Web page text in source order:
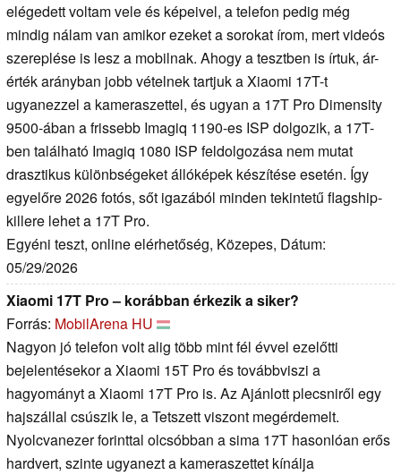
elégedett voltam vele és képeivel, a telefon pedig még
mindig nálam van amikor ezeket a sorokat írom, mert videós
szereplése is lesz a mobilnak. Ahogy a tesztben is írtuk, ár-
érték arányban jobb vételnek tartjuk a Xiaomi 17T-t
ugyanezzel a kameraszettel, és ugyan a 17T Pro Dimensity
9500-ában a frissebb Imagiq 1190-es ISP dolgozik, a 17T-
ben található Imagiq 1080 ISP feldolgozása nem mutat
drasztikus különbségeket állóképek készítése esetén. Így
egyelőre 2026 fotós, sőt igazából minden tekintetű flagship-
killere lehet a 17T Pro.
Egyéni teszt, online elérhetőség, Közepes, Dátum:
05/29/2026
Xiaomi 17T Pro – korábban érkezik a siker?
Forrás: MobilArena HU
Nagyon jó telefon volt alig több mint fél évvel ezelőtti
bejelentésekor a Xiaomi 15T Pro és továbbviszi a
hagyományt a Xiaomi 17T Pro is. Az Ajánlott plecsniről egy
hajszállal csúszik le, a Tetszett viszont megérdemelt.
Nyolcvanezer forinttal olcsóbban a sima 17T hasonlóan erős
hardvert, szinte ugyanezt a kameraszettet kínálja